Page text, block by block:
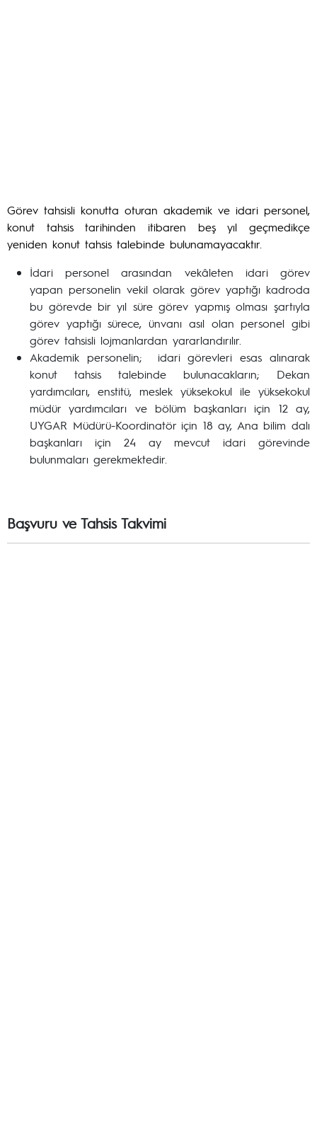
Görev tahsisli konutta oturan akademik ve idari personel,
konut tahsis tarihinden itibaren beş yıl geçmedikçe
yeniden konut tahsis talebinde bulunamayacaktır.
İdari personel arasından vekâleten idari görev
yapan personelin vekil olarak görev yaptığı kadroda
bu görevde bir yıl süre görev yapmış olması şartıyla
görev yaptığı sürece, ünvanı asıl olan personel gibi
görev tahsisli lojmanlardan yararlandırılır.
Akademik personelin; idari görevleri esas alınarak
konut tahsis talebinde bulunacakların; Dekan
yardımcıları, enstitü, meslek yüksekokul ile yüksekokul
müdür yardımcıları ve bölüm başkanları için 12 ay,
UYGAR Müdürü-Koordinatör için 18 ay, Ana bilim dalı
başkanları için 24 ay mevcut idari görevinde
bulunmaları gerekmektedir.
Başvuru ve Tahsis Takvimi